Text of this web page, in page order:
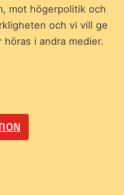
mot högerpolitik och
och vi vill ge
i andra medier.